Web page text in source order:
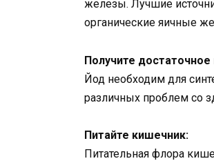
железы. Лучшие
органические яичные
Получите
Йод необходим для
различных проблем со
Питайте кишечник:
Питательная флора